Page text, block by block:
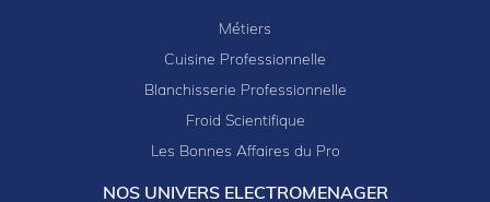
Métiers
Cuisine Professionnelle
Blanchisserie Professionnelle
Froid Scientifique
Les Bonnes Affaires du Pro
NOS UNIVERS ELECTROMENAGER